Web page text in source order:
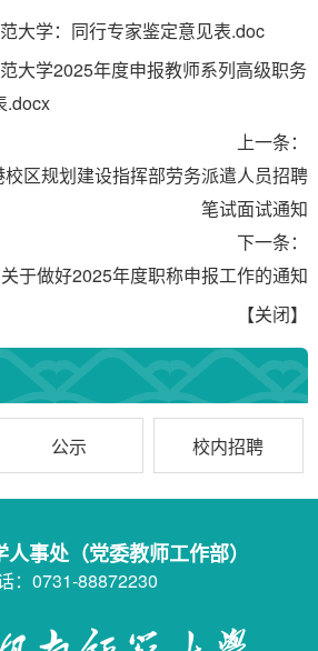
大学：同行专家鉴定意见表.doc
大学2025年度申报教师系列高级职务
.docx
上一条：
区规划建设指挥部劳务派遣人员招聘
笔试面试通知
下一条：
关于做好2025年度职称申报工作的通知
【关闭】
公示 校内招聘
事处（党委教师工作部）
：0731-88872230